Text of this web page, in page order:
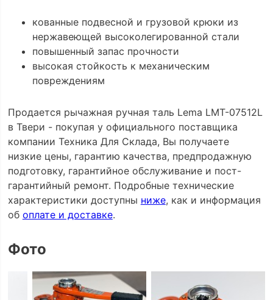
кованные подвесной и грузовой крюки из
нержавеющей высоколегированной стали
повышенный запас прочности
высокая стойкость к механическим
повреждениям
Продается рычажная ручная таль Lema LMT-07512L
в Твери - покупая у официального поставщика
компании Техника Для Склада, Вы получаете
низкие цены, гарантию качества, предпродажную
подготовку, гарантийное обслуживание и пост-
гарантийный ремонт. Подробные технические
характеристики доступны ниже, как и информация
об оплате и доставке.
Фото